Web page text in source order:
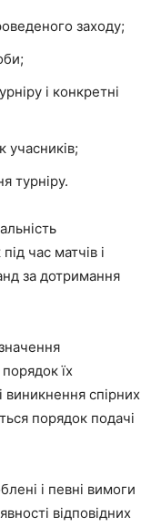
заходу;
і конкретні
учасників;
турніру.
час матчів і
за дотримання
їх
виникнення спірних
порядок подачі
і певні вимоги
відповідних